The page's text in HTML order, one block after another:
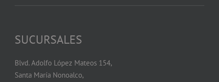
SUCURSALES
Blvd. Adolfo López Mateos 154,
Santa María Nonoalco,